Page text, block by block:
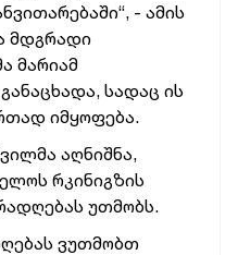
- ამის
მდგრადი
მარიამ
განაცხადა, სადაც ის
იმყოფება.
აღნიშნა,
რკინიგზის
უთმობს.
ვუთმობთ